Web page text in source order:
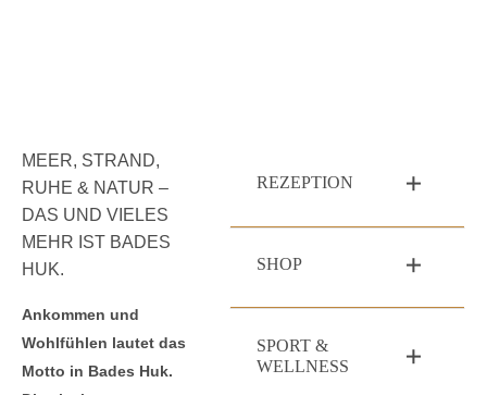
MEER, STRAND,
RUHE & NATUR –
DAS UND VIELES
MEHR IST BADES
HUK.
Ankommen und
Wohlfühlen lautet das
Motto in Bades Huk.
REZEPTION
SHOP
SPORT &
WELLNESS